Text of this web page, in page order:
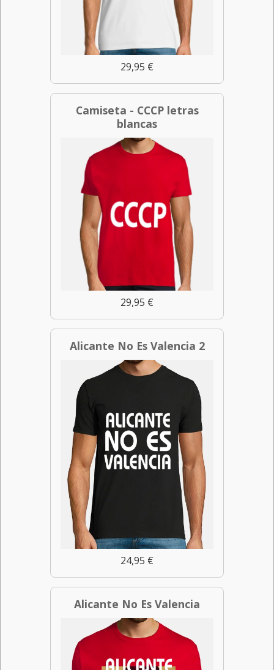
29,95 €
Camiseta - CCCP letras
blancas
29,95 €
Alicante No Es Valencia 2
24,95 €
Alicante No Es Valencia